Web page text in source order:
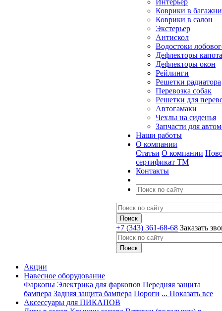
Интерьер
Коврики в
Коврики в салон
Экстерьер
Антискол
Водостоки
Дефлекторы капота
Дефлекторы окон
Рейлинги
Решетки радиатора
Перевозка собак
Решетки для
Автогамаки
Чехлы на сиденья
Запчасти для
Наши работы
О компании
Статьи О компании
сертификат ТМ
Контакты
+7 (343) 361-68-68 Заказать
Акции
Навесное оборудование
Фаркопы Электрика для фаркопов Передняя защита
бампера Задняя защита бампера Пороги ... Показать все
Аксессуары для ПИКАПОВ